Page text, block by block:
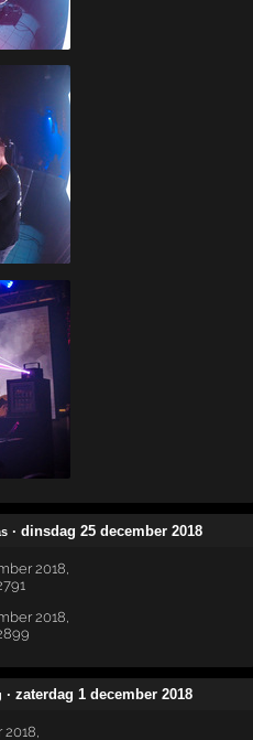
· dinsdag 25 december 2018
· zaterdag 1 december 2018